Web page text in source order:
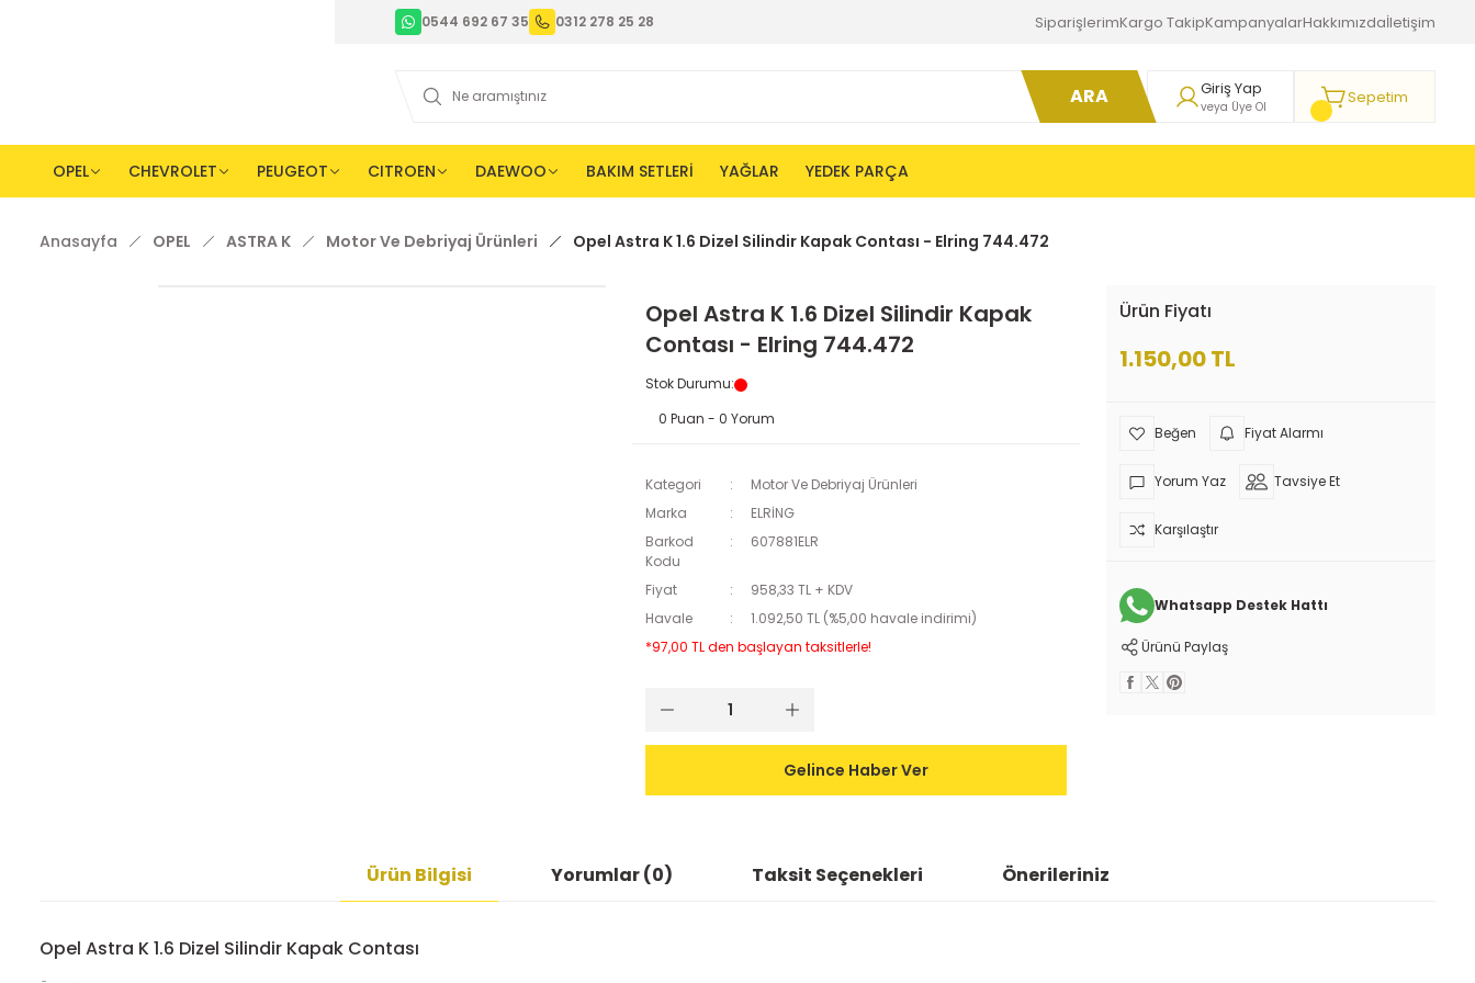
0544 692 67 35 0312 278 25 28 SiparişlerimKargo TakipKampanyalarHakkımızdaİletişim
ARA Giriş Yap
veya Üye Ol Sepetim
OPEL CHEVROLET PEUGEOT CITROEN DAEWOO BAKIM SETLERİ YAĞLAR YEDEK PARÇA
Anasayfa OPEL ASTRA K Motor Ve Debriyaj Ürünleri Opel Astra K 1.6 Dizel Silindir Kapak Contası - Elring 744.472
Opel Astra K 1.6 Dizel Silindir Kapak
Contası - Elring 744.472
Stok Durumu:
0 Puan - 0 Yorum
Kategori
Motor Ve Debriyaj Ürünleri
Marka
ELRİNG
Barkod
Kodu
607881ELR
Fiyat
958,33 TL + KDV
Havale
1.092,50 TL (%5,00 havale indirimi)
*97,00 TL den başlayan taksitlerle!
Gelince Haber Ver
Ürün Fiyatı
1.150,00 TL
Fiyat Alarmı
Yorum Yaz Tavsiye Et
Karşılaştır
Whatsapp Destek Hattı
Ürünü Paylaş
Ürün Bilgisi Yorumlar (0) Taksit Seçenekleri Önerileriniz
Opel Astra K 1.6 Dizel Silindir Kapak Contası